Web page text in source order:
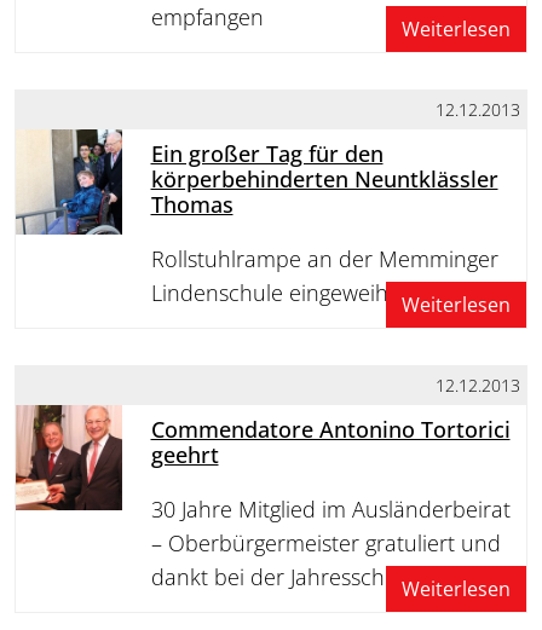
empfangen
Weiterlesen
12.12.2013
Ein großer Tag für den
körperbehinderten Neuntklässler
Thomas
Rollstuhlrampe an der Memminger
Lindenschule eingeweiht Weiterlesen
12.12.2013
Commendatore Antonino Tortorici
geehrt
30 Jahre Mitglied im Ausländerbeirat
– Oberbürgermeister gratuliert und
dankt bei der Jahresschluss-Sitzung
Weiterlesen